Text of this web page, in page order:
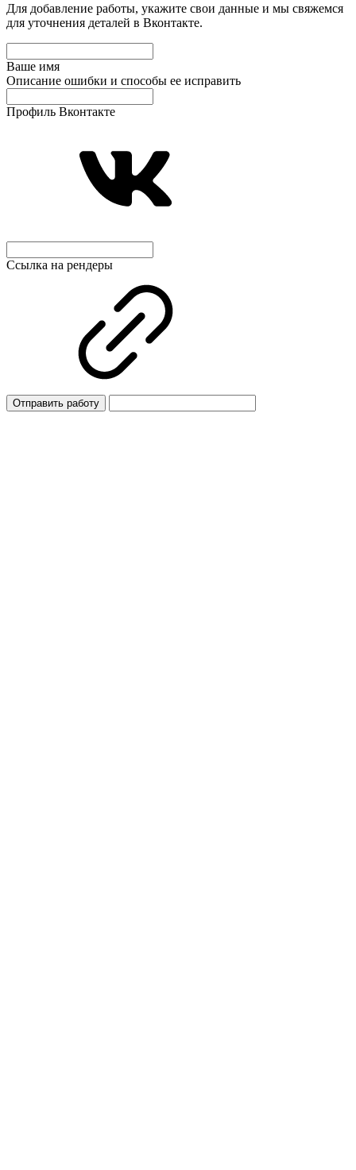
Для добавление работы, укажите свои данные и мы свяжемся
для уточнения деталей в Вконтакте.
Ваше имя
Описание ошибки и способы ее исправить
Профиль Вконтакте
Ссылка на рендеры
Отправить работу